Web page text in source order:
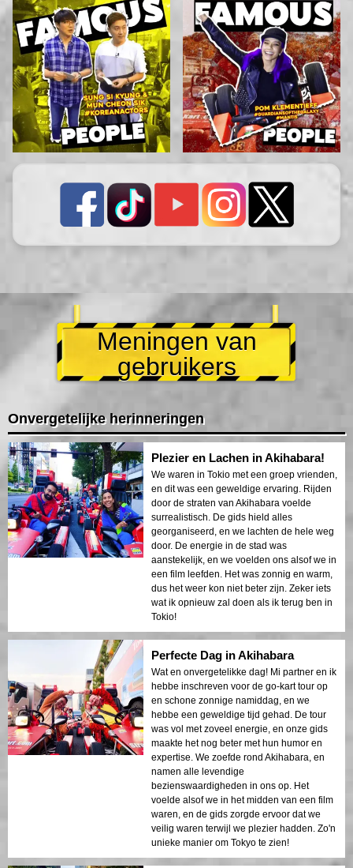
Meningen van
gebruikers
Onvergetelijke herinneringen
Plezier en Lachen in Akihabara!
We waren in Tokio met een groep vrienden,
en dit was een geweldige ervaring. Rijden
door de straten van Akihabara voelde
surrealistisch. De gids hield alles
georganiseerd, en we lachten de hele weg
door. De energie in de stad was
aanstekelijk, en we voelden ons alsof we in
een film leefden. Het was zonnig en warm,
dus het weer kon niet beter zijn. Zeker iets
wat ik opnieuw zal doen als ik terug ben in
Tokio!
Perfecte Dag in Akihabara
Wat en onvergetelikke dag! Mi partner en ik
hebbe inschreven voor de go-kart tour op
en schone zonnige namiddag, en we
hebbe een geweldige tijd gehad. De tour
was vol met zoveel energie, en onze gids
maakte het nog beter met hun humor en
expertise. We zoefde rond Akihabara, en
namen alle levendige
bezienswaardigheden in ons op. Het
voelde alsof we in het midden van een film
waren, en de gids zorgde ervoor dat we
veilig waren terwijl we plezier hadden. Zo'n
unieke manier om Tokyo te zien!